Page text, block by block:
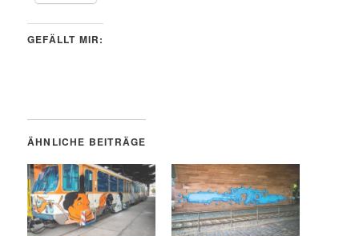
GEFÄLLT MIR:
ÄHNLICHE BEITRÄGE